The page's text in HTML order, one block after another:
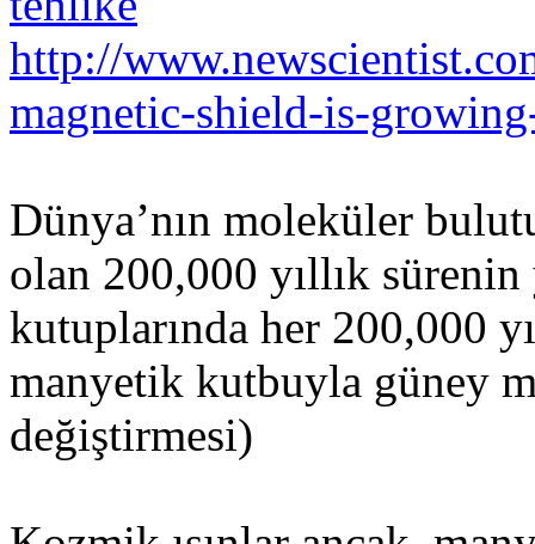
http://
magnetic-shield-is-
Dünya’nın moleküler
olan 200,000 yıllık sürenin
kutuplarında her 200,000
manyetik kutbuyla güney
değiştirmesi)